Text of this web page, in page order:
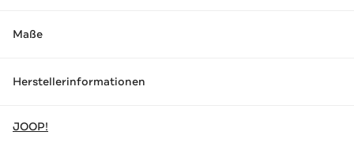
Maße
Herstellerinformationen
JOOP!